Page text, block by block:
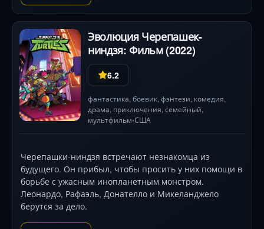
Эволюция Черепашек-
ниндзя: Фильм (2022)
6.2
фантастика,боевик,фэнтези, комедия,
драма, приключения,семейный,
мультфильм•США
Черепашки-ниндзя встречают незнакомца из
будущего. Он прибыл, чтобы просить у них помощи в
борьбе с ужасным инопланетным монстром.
Леонардо, Рафаэль, Донателло и Микеланджело
берутся за дело.